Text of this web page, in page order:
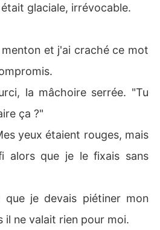
glaciale, irrévocable.
et j'ai craché ce mot
la mâchoire serrée. "Tu
ça ?"
yeux étaient rouges, mais
alors que je le fixais sans
que je devais piétiner mon
il ne valait rien pour moi.